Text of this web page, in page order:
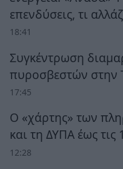
επενδύσεις, τι
18:41
Συγκέντρωση
πυροσβεστών στην
17:45
Ο «χάρτης» των
και τη ΔΥΠΑ έως
12:28